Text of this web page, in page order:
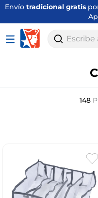
Envío tradicional gratis
Escribe
148